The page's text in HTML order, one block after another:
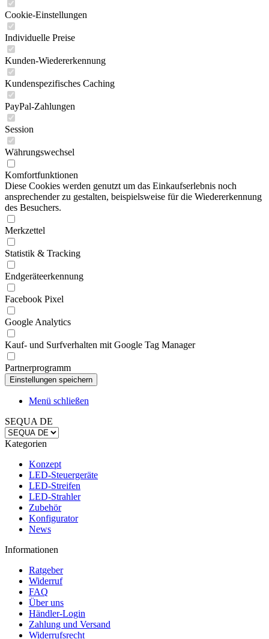
Cookie-Einstellungen
Individuelle Preise
Kunden-Wiedererkennung
Kundenspezifisches Caching
PayPal-Zahlungen
Session
Währungswechsel
Komfortfunktionen
Diese Cookies werden genutzt um das Einkaufserlebnis noch
ansprechender zu gestalten, beispielsweise für die Wiedererkennung
des Besuchers.
Merkzettel
Statistik & Tracking
Endgeräteerkennung
Facebook Pixel
Google Analytics
Kauf- und Surfverhalten mit Google Tag Manager
Partnerprogramm
Menü schließen
SEQUA DE
Kategorien
Konzept
LED-Steuergeräte
LED-Streifen
LED-Strahler
Zubehör
Konfigurator
News
Informationen
Ratgeber
Widerruf
FAQ
Über uns
Händler-Login
Zahlung und Versand
Widerrufsrecht